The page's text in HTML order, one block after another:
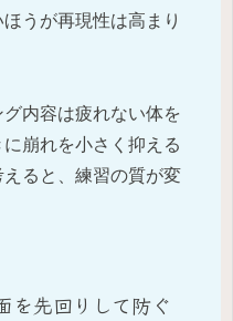
うが再現性は高まり
内容は疲れない体を
崩れを小さく抑える
ると、練習の質が変
を先回りして防ぐ